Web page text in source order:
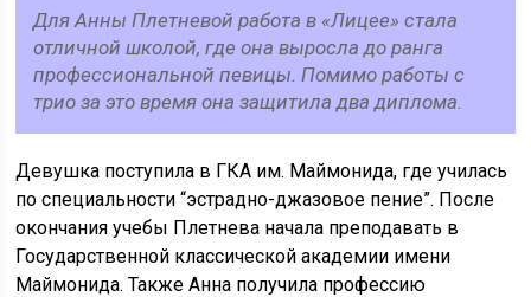
Для Анны Плетневой работа в «Лицее» стала
отличной школой, где она выросла до ранга
профессиональной певицы. Помимо работы с
трио за это время она защитила два диплома.
Девушка поступила в ГКА им. Маймонида, где училась
по специальности “эстрадно-джазовое пение”. После
окончания учебы Плетнева начала преподавать в
Государственной классической академии имени
Маймонида. Также Анна получила профессию